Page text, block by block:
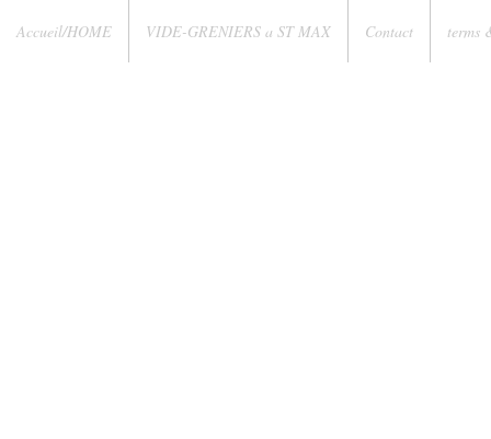
Accueil/HOME VIDE-GRENIERS a ST MAX Contact terms